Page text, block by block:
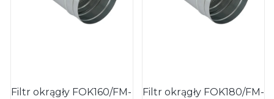
Filtr okrągły FOK160/FM-
Filtr okrągły FOK180/FM-